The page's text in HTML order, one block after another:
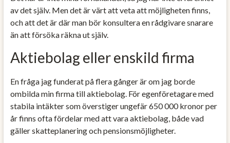
av det själv. Men det är värt att veta att möjligheten finns,
och att det är där man bör konsultera en rådgivare snarare
än att försöka räkna ut själv.
Aktiebolag eller enskild firma
En fråga jag funderat på flera gånger är om jag borde
ombilda min firma till aktiebolag. För egenföretagare med
stabila intäkter som överstiger ungefär 650 000 kronor per
år finns ofta fördelar med att vara aktiebolag, både vad
gäller skatteplanering och pensionsmöjligheter.